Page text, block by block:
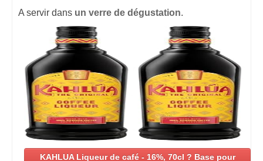
A servir dans un verre de dégustation.
KAHLUA Liqueur de café - 16%, 70cl ? Base pour